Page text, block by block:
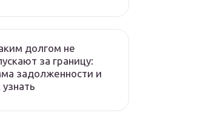
долгом не
за границу:
задолженности и
узнать